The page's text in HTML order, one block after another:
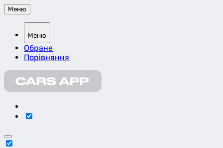
Меню
Меню
Обране
Порівняння